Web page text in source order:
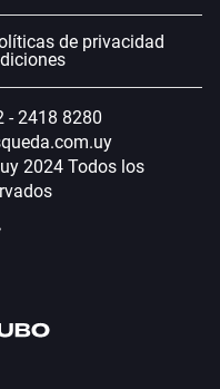
de privacidad
- 2418 8280
2024 Todos los